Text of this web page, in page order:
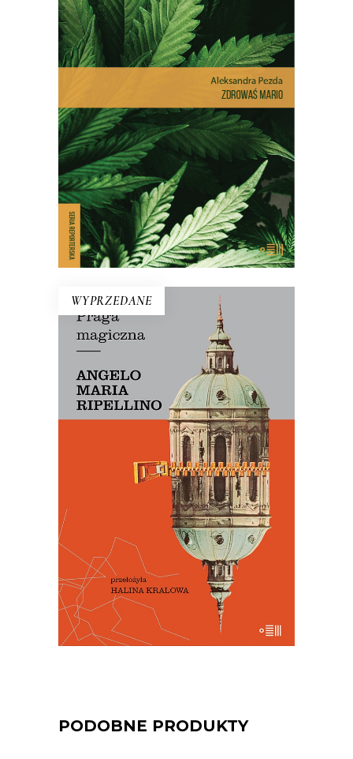
E-BOOK DO KOSZYKA
ZDROWAŚ MARIO. REPORTAŻE
O MEDYCZNEJ MARIHUANIE
Dlatego pacjenci stają się
przestępcami? Reportaż interwencyjny
na temat, który dotyczy milionów z nas
– choć na co dzień nie zdajemy sobie z
tego sprawy.
WYPRZEDANE
E-BOOK DO KOSZYKA
PRAGA MAGICZNA
Oto – jak mówi Mariusz Szczygieł –
biblia kultury czeskiej. Dla miłośników
Pragi i czeskiej kultury – lektura
niezbędna.
29.50zł
PODOBNE PRODUKTY